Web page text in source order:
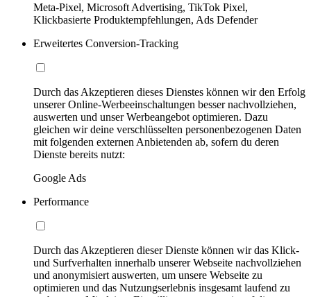
Meta-Pixel, Microsoft Advertising, TikTok Pixel,
Klickbasierte Produktempfehlungen, Ads Defender
Erweitertes Conversion-Tracking
Durch das Akzeptieren dieses Dienstes können wir den Erfolg
unserer Online-Werbeeinschaltungen besser nachvollziehen,
auswerten und unser Werbeangebot optimieren. Dazu
gleichen wir deine verschlüsselten personenbezogenen Daten
mit folgenden externen Anbietenden ab, sofern du deren
Dienste bereits nutzt:
Google Ads
Performance
Durch das Akzeptieren dieser Dienste können wir das Klick-
und Surfverhalten innerhalb unserer Webseite nachvollziehen
und anonymisiert auswerten, um unsere Webseite zu
optimieren und das Nutzungserlebnis insgesamt laufend zu